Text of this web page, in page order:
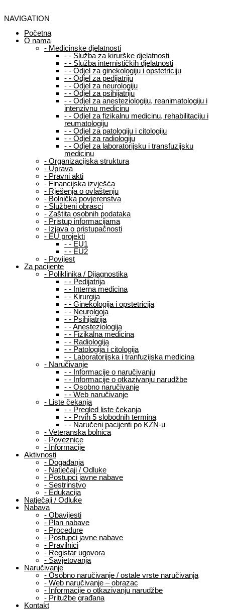
NAVIGATION
Početna
O nama
- Medicinske djelatnosti
- - Služba za kirurške djelatnosti
- - Služba internističkih djelatnosti
- - Odjel za ginekologiju i opstetriciju
- - Odjel za pedijatriju
- - Odjel za neurologiju
- - Odjel za psihijatriju
- - Odjel za anesteziologiju, reanimatologiju i
intenzivnu medicinu
- - Odjel za fizikalnu medicinu, rehabilitaciju i
reumatologiju
- - Odjel za patologiju i citologiju
- - Odjel za radiologiju
- - Odjel za laboratorijsku i transfuzijsku
medicinu
- Organizacijska struktura
- Uprava
- Pravni akti
- Financijska izvješća
- Rješenja o ovlaštenju
- Bolnička povjerenstva
- Službeni obrasci
- Zaštita osobnih podataka
- Pristup informacijama
- Izjava o pristupačnosti
- EU projekti
- - EU1
- - EU2
- Povijest
Za pacijente
- Poliklinika / Dijagnostika
- - Pedijatrija
- - Interna medicina
- - Kirurgija
- - Ginekologija i opstetricija
- - Neurolgoja
- - Psihijatrija
- -Anesteziologija
- - Fizikalna medicina
- - Radiologija
- - Patologija i citologija
- - Laboratorijska i tranfuzijska medicina
- Naručivanje
- - Informacije o naručivanju
- - Informacije o otkazivanju narudžbe
- - Osobno naručivanje
- - Web naručivanje
- Liste čekanja
- - Pregled liste čekanja
- - Prvih 5 slobodnih termina
- - Naručeni pacijenti po KZN-u
- Veteranska bolnica
- Poveznice
- Informacije
Aktivnosti
- Događanja
- Natječaji / Odluke
- Postupci javne nabave
- Sestrinstvo
- Edukacija
Natječaji / Odluke
Nabava
- Obavijesti
- Plan nabave
- Procedure
- Postupci javne nabave
- Pravilnici
- Registar ugovora
- Savjetovanja
Naručivanje
- Osobno naručivanje / ostale vrste naručivanja
- Web naručivanje – obrazac
- Informacije o otkazivanju narudžbe
- Pritužbe građana
Kontakt